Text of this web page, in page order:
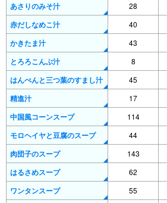
あさりのみそ汁
28
赤だしなめこ汁 40
かきたま汁 43
とろろこんぶ汁 8
はんぺんと三つ葉のすまし汁 45
精進汁 17
中国風コーンスープ 114
モロヘイヤと豆腐のスープ 44
肉団子のスープ 143
はるさめスープ 62
ワンタンスープ 55